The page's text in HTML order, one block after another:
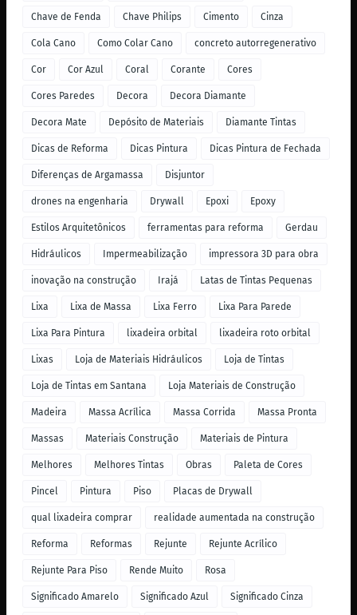
Chave de Fenda Chave Philips Cimento Cinza
Cola Cano Como Colar Cano concreto autorregenerativo
Cor Cor Azul Coral Corante Cores
Cores Paredes Decora Decora Diamante
Decora Mate Depósito de Materiais Diamante Tintas
Dicas de Reforma Dicas Pintura Dicas Pintura de Fechada
Diferenças de Argamassa Disjuntor
drones na engenharia Drywall Epoxi Epoxy
Estilos Arquitetônicos ferramentas para reforma Gerdau
Hidráulicos Impermeabilização impressora 3D para obra
inovação na construção Irajá Latas de Tintas Pequenas
Lixa Lixa de Massa Lixa Ferro Lixa Para Parede
Lixa Para Pintura lixadeira orbital lixadeira roto orbital
Lixas Loja de Materiais Hidráulicos Loja de Tintas
Loja de Tintas em Santana Loja Materiais de Construção
Madeira Massa Acrílica Massa Corrida Massa Pronta
Massas Materiais Construção Materiais de Pintura
Melhores Melhores Tintas Obras Paleta de Cores
Pincel Pintura Piso Placas de Drywall
qual lixadeira comprar realidade aumentada na construção
Reforma Reformas Rejunte Rejunte Acrílico
Rejunte Para Piso Rende Muito Rosa
Significado Amarelo Significado Azul Significado Cinza